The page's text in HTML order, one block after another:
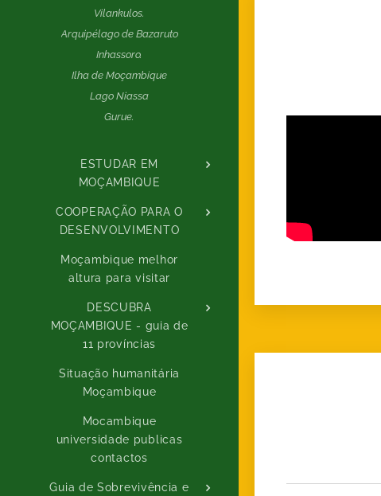
Vilankulos.
Arquipélago de Bazaruto
Inhassoro.
Ilha de Moçambique
Lago Niassa
Gurue.
ESTUDAR EM
MOÇAMBIQUE
COOPERAÇÃO PARA O
DESENVOLVIMENTO
Moçambique melhor
altura para visitar
DESCUBRA
MOÇAMBIQUE - guia de
11 províncias
Situação humanitária
Moçambique
Mocambique
universidade publicas
contactos
Guia de Sobrevivência e